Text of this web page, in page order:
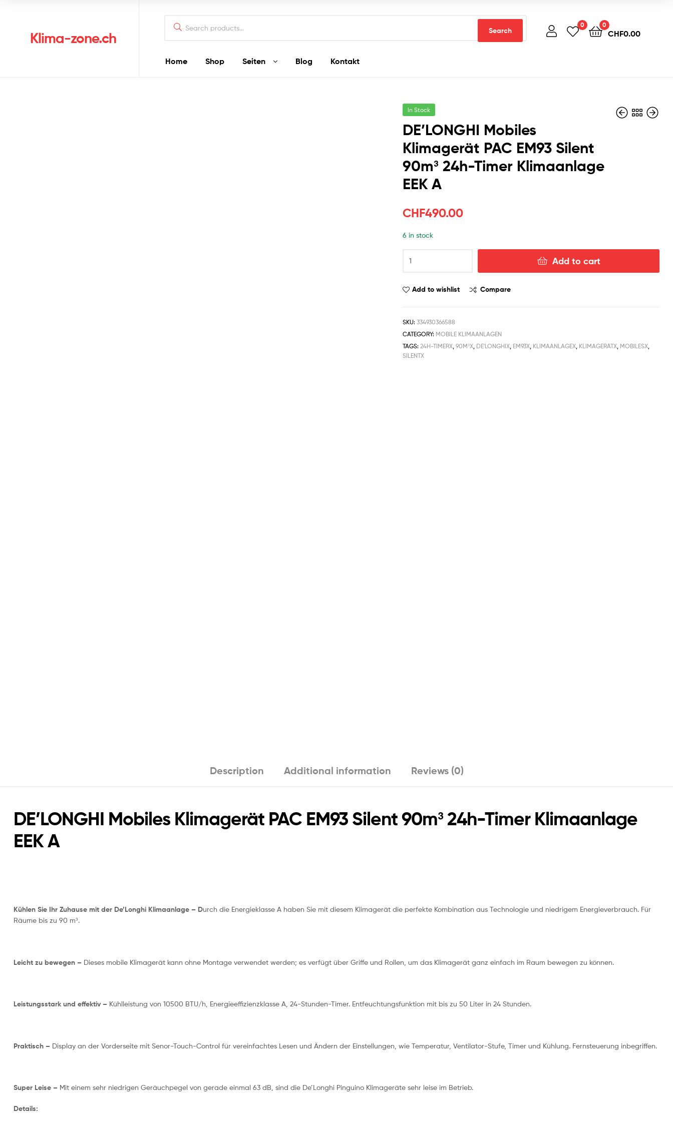
Klima-zone.ch Search
0 0
CHF0.00
Home Shop Seiten Blog Kontakt
In Stock
DE’LONGHI Mobiles
Klimagerät PAC EM93 Silent
90m³ 24h-Timer Klimaanlage
EEK A
CHF490.00
6 in stock
Add to cart
Add to wishlist Compare
SKU:334930366588
CATEGORY: MOBILE KLIMAANLAGEN
TAGS:24H-TIMERX,90M³X, DE'LONGHIX, EM93X, KLIMAANLAGEX, KLIMAGERÄTX, MOBILESX,
SILENTX
Description Additional information Reviews (0)
DE’LONGHI Mobiles Klimagerät PAC EM93 Silent 90m³ 24h-Timer Klimaanlage
EEK A
Kühlen Sie Ihr Zuhause mit der De’Longhi Klimaanlage – Durch die Energieklasse A haben Sie mit diesem Klimagerät die perfekte Kombination aus Technologie und niedrigem Energieverbrauch. Für
Räume bis zu 90 m³.
Leicht zu bewegen – Dieses mobile Klimagerät kann ohne Montage verwendet werden; es verfügt über Griffe und Rollen, um das Klimagerät ganz einfach im Raum bewegen zu können.
Leistungsstark und effektiv – Kühlleistung von 10500 BTU/h, Energieeffizienzklasse A, 24-Stunden-Timer. Entfeuchtungsfunktion mit bis zu 50 Liter in 24 Stunden.
Praktisch – Display an der Vorderseite mit Senor-Touch-Control für vereinfachtes Lesen und Ändern der Einstellungen, wie Temperatur, Ventilator-Stufe, Timer und Kühlung. Fernsteuerung inbegriffen.
Super Leise – Mit einem sehr niedrigen Geräuchpegel von gerade einmal 63 dB, sind die De’Longhi Pinguino Klimageräte sehr leise im Betrieb.
Details: